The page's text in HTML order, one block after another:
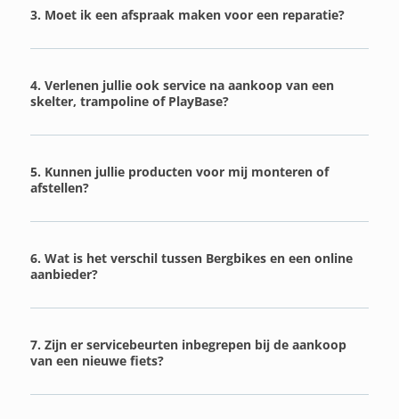
3. Moet ik een afspraak maken voor een reparatie?
4. Verlenen jullie ook service na aankoop van een
skelter, trampoline of PlayBase?
5. Kunnen jullie producten voor mij monteren of
afstellen?
6. Wat is het verschil tussen Bergbikes en een online
aanbieder?
7. Zijn er servicebeurten inbegrepen bij de aankoop
van een nieuwe fiets?